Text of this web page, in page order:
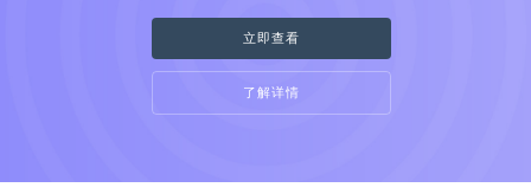
立即查看
了解详情